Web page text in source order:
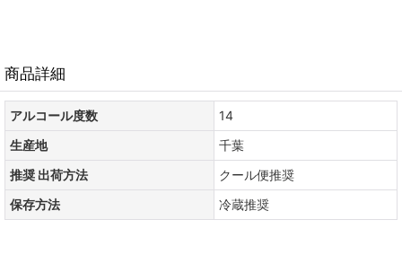
商品詳細
アルコール度数
14
生産地
千葉
推奨 出荷方法
クール便推奨
保存方法
冷蔵推奨